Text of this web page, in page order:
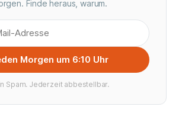
Finde heraus, warum.
Morgen um 6:10 Uhr
Spam. Jederzeit abbestellbar.